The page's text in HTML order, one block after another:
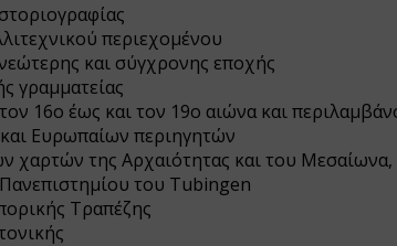
περιεχομένου
και σύγχρονης εποχής
γραμματείας
16ο έως και τον 19ο αιώνα και
Ευρωπαίων περιηγητών
χαρτών της Αρχαιότητας και του Μεσαίωνα,
του Tubingen
Τραπέζης